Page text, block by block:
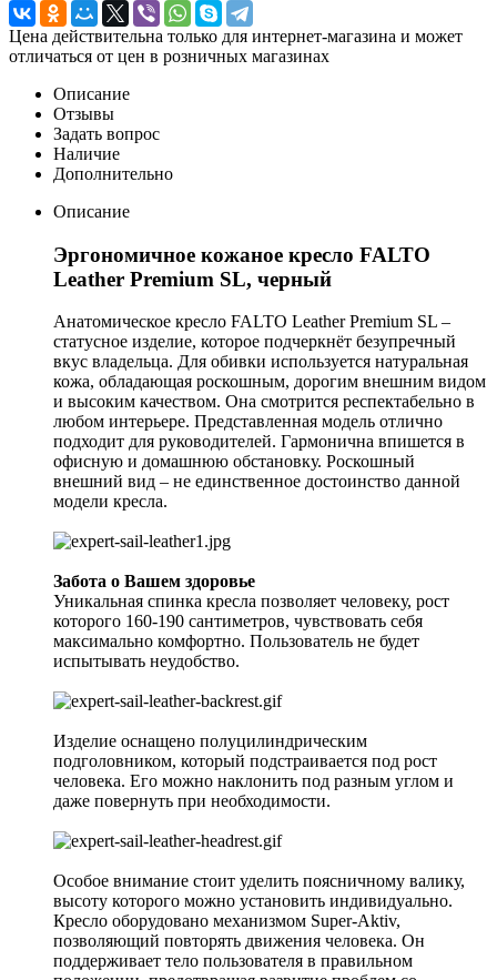
Цена действительна только для интернет-магазина и может
отличаться от цен в розничных магазинах
Описание
Отзывы
Задать вопрос
Наличие
Дополнительно
Описание
Эргономичное кожаное кресло FALTO
Leather Premium SL, черный
Анатомическое кресло FALTO Leather Premium SL –
статусное изделие, которое подчеркнёт безупречный
вкус владельца. Для обивки используется натуральная
кожа, обладающая роскошным, дорогим внешним видом
и высоким качеством. Она смотрится респектабельно в
любом интерьере. Представленная модель отлично
подходит для руководителей. Гармонична впишется в
офисную и домашнюю обстановку. Роскошный
внешний вид – не единственное достоинство данной
модели кресла.
Забота о Вашем здоровье
Уникальная спинка кресла позволяет человеку, рост
которого 160-190 сантиметров, чувствовать себя
максимально комфортно. Пользователь не будет
испытывать неудобство.
Изделие оснащено полуцилиндрическим
подголовником, который подстраивается под рост
человека. Его можно наклонить под разным углом и
даже повернуть при необходимости.
Особое внимание стоит уделить поясничному валику,
высоту которого можно установить индивидуально.
Кресло оборудовано механизмом Super-Aktiv,
позволяющий повторять движения человека. Он
поддерживает тело пользователя в правильном